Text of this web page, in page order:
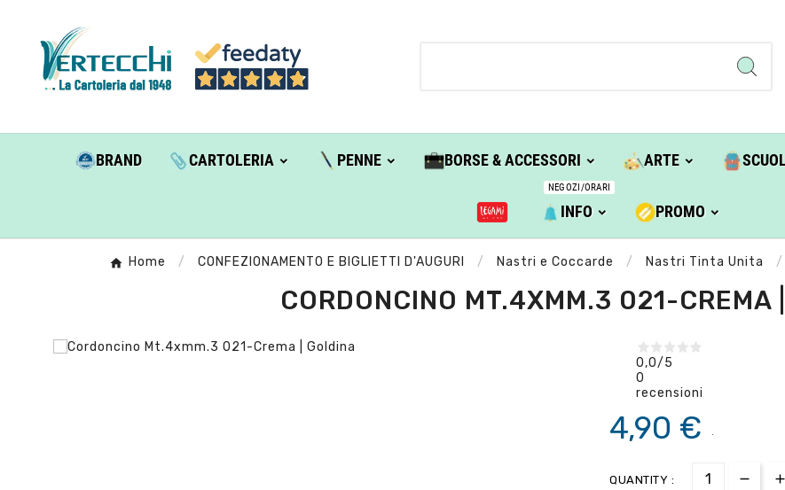
BRAND CARTOLERIA PENNE BORSE & ACCESSORI ARTE
INFO
NEGOZI/ORARI
PROMO
Home CONFEZIONAMENTO E BIGLIETTI D'AUGURI Nastri e Coccarde Nastri Tinta Unita
CORDONCINO MT.4XMM.3 021-CREMA
0,0/5
0
recensioni
4,90 €
QUANTITY :